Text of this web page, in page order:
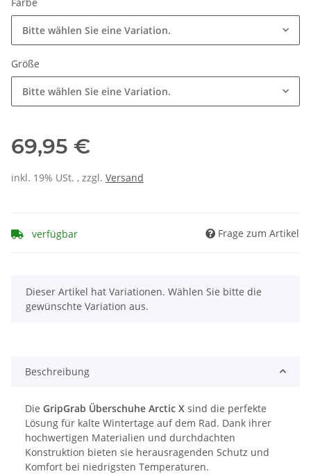
Bitte wählen Sie eine Variation.
Größe
Bitte wählen Sie eine Variation.
69,95 €
inkl. 19% USt. , zzgl. Versand
verfügbar Frage zum Artikel
x
Dieser Artikel hat Variationen. Wählen Sie bitte die
gewünschte Variation aus.
Beschreibung
Die GripGrab Überschuhe Arctic X sind die perfekte
Lösung für kalte Wintertage auf dem Rad. Dank ihrer
hochwertigen Materialien und durchdachten
Konstruktion bieten sie herausragenden Schutz und
Komfort bei niedrigsten Temperaturen.